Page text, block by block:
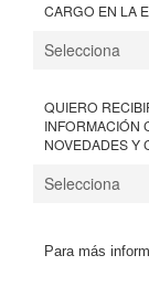
CARGO EN LA
QUIERO
INFORMACIÓN
NOVEDADES Y
Para más